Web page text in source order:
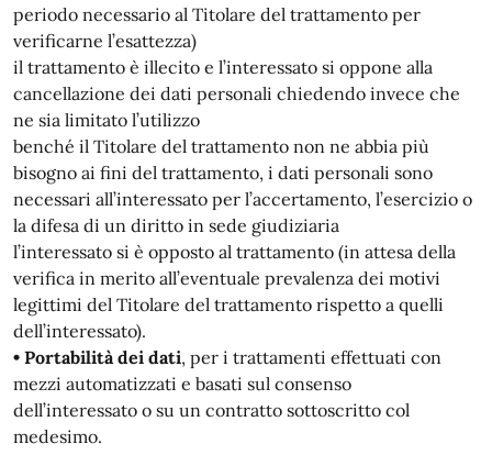
periodo necessario al Titolare del trattamento per
verificarne l’esattezza)
il trattamento è illecito e l’interessato si oppone alla
cancellazione dei dati personali chiedendo invece che
ne sia limitato l’utilizzo
benché il Titolare del trattamento non ne abbia più
bisogno ai fini del trattamento, i dati personali sono
necessari all’interessato per l’accertamento, l’esercizio o
la difesa di un diritto in sede giudiziaria
l’interessato si è opposto al trattamento (in attesa della
verifica in merito all’eventuale prevalenza dei motivi
legittimi del Titolare del trattamento rispetto a quelli
dell’interessato).
• Portabilità dei dati, per i trattamenti effettuati con
mezzi automatizzati e basati sul consenso
dell’interessato o su un contratto sottoscritto col
medesimo.